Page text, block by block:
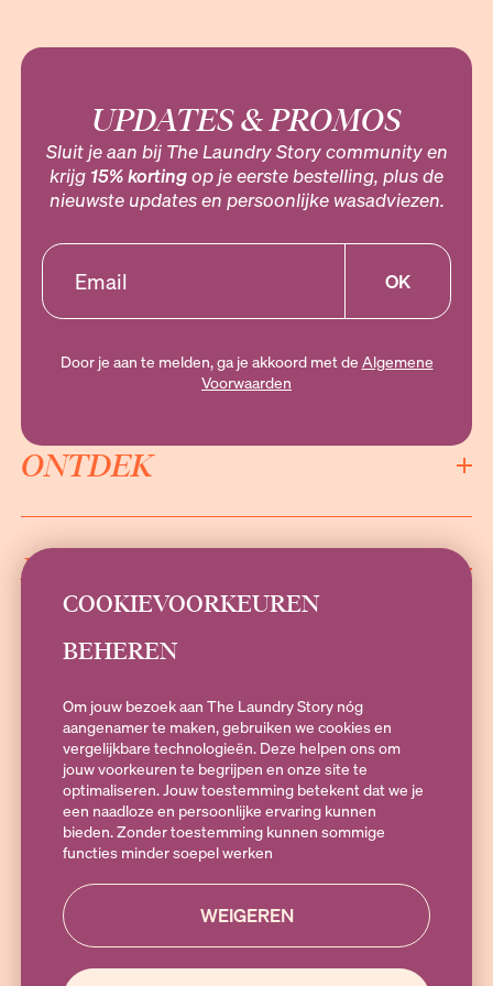
UPDATES & PROMOS
Sluit je aan bij The Laundry Story community en
krijg 15% kortingop je eerste bestelling, plus de
nieuwste updates en persoonlijke wasadviezen.
OK
Door je aan te melden, ga je akkoord met de Algemene
Voorwaarden
ONTDEK
INFORMATIE
SOCIALS
Heb je vragen?
Stuur een e-mail naarhallo@theLaundryStory.nlof Whatsapp naar
+316 19 79 25 10. Bereikbaar op Maandag t/m vrijdag 09:00-17:00
COOKIEVOORKEUREN
BEHEREN
Om jouw bezoek aan The Laundry Story nóg
aangenamer te maken, gebruiken we cookies en
vergelijkbare technologieën. Deze helpen ons om
jouw voorkeuren te begrijpen en onze site te
optimaliseren. Jouw toestemming betekent dat we je
een naadloze en persoonlijke ervaring kunnen
bieden. Zonder toestemming kunnen sommige
functies minder soepel werken
WEIGEREN